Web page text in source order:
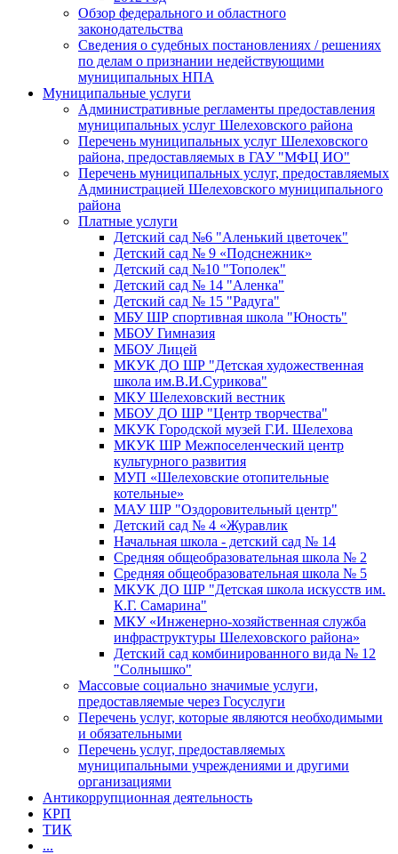
Обзор федерального и областного
законодательства
Сведения о судебных постановлениях / решениях
по делам о признании недействующими
муниципальных НПА
Муниципальные услуги
Административные регламенты предоставления
муниципальных услуг Шелеховского района
Перечень муниципальных услуг Шелеховского
района, предоставляемых в ГАУ "МФЦ ИО"
Перечень муниципальных услуг, предоставляемых
Администрацией Шелеховского муниципального
района
Платные услуги
Детский сад №6 "Аленький цветочек"
Детский сад № 9 «Подснежник»
Детский сад №10 "Тополек"
Детский сад № 14 "Аленка"
Детский сад № 15 "Радуга"
МБУ ШР спортивная школа "Юность"
МБОУ Гимназия
МБОУ Лицей
МКУК ДО ШР "Детская художественная
школа им.В.И.Сурикова"
МКУ Шелеховский вестник
МБОУ ДО ШР "Центр творчества"
МКУК Городской музей Г.И. Шелехова
МКУК ШР Межпоселенческий центр
культурного развития
МУП «Шелеховские отопительные
котельные»
МАУ ШР "Оздоровительный центр"
Детский сад № 4 «Журавлик
Начальная школа - детский сад № 14
Средняя общеобразовательная школа № 2
Средняя общеобразовательная школа № 5
МКУК ДО ШР "Детская школа искусств им.
К.Г. Самарина"
МКУ «Инженерно-хозяйственная служба
инфраструктуры Шелеховского района»
Детский сад комбинированного вида № 12
"Солнышко"
Массовые социально значимые услуги,
предоставляемые через Госуслуги
Перечень услуг, которые являются необходимыми
и обязательными
Перечень услуг, предоставляемых
муниципальными учреждениями и другими
организациями
Антикоррупционная деятельность
КРП
ТИК
...